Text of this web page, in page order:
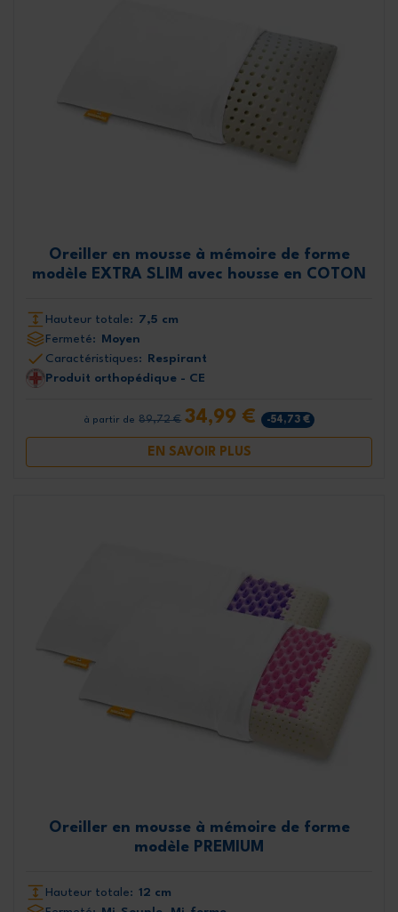
Oreiller en mousse à mémoire de forme
modèle EXTRA SLIM avec housse en COTON
Hauteur totale: 7,5 cm
Fermeté:
Moyen
Caractéristiques:
Respirant
Produit orthopédique - CE
à partir de 89,72 € 34,99 € -54,73 €
EN SAVOIR PLUS
Oreiller en mousse à mémoire de forme
modèle PREMIUM
Hauteur totale: 12 cm